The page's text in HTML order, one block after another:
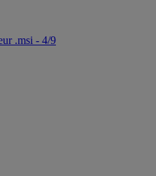
.msi - 4/9